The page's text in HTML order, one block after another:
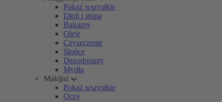
Pokaż wszystkie
Dłoń i stopa
Balsamy
Oleje
Czyszczenie
Słońce
Dezodoranty
Mydła
Makijaż
Pokaż wszystkie
Oczy